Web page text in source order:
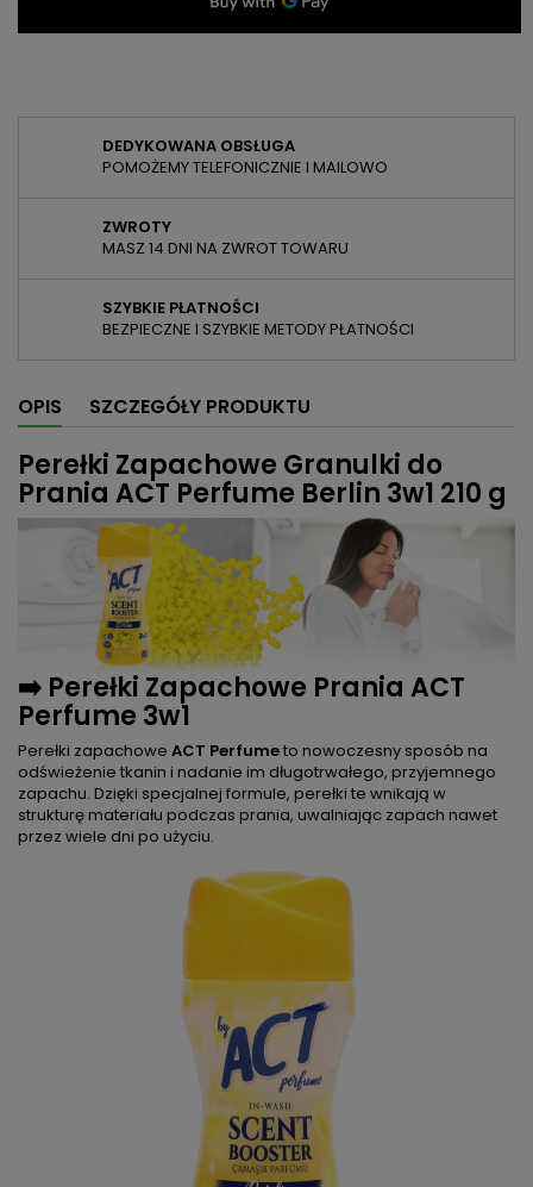
DEDYKOWANA OBSŁUGA
POMOŻEMY TELEFONICZNIE I MAILOWO
ZWROTY
MASZ 14 DNI NA ZWROT TOWARU
SZYBKIE PŁATNOŚCI
BEZPIECZNE I SZYBKIE METODY PŁATNOŚCI
OPIS SZCZEGÓŁY PRODUKTU
Perełki Zapachowe Granulki do
Prania ACT Perfume Berlin 3w1 210 g
➡️ Perełki Zapachowe Prania ACT
Perfume 3w1
Perełki zapachowe ACT Perfumeto nowoczesny sposób na
odświeżenie tkanin i nadanie im długotrwałego, przyjemnego
zapachu. Dzięki specjalnej formule, perełki te wnikają w
strukturę materiału podczas prania, uwalniając zapach nawet
przez wiele dni po użyciu.